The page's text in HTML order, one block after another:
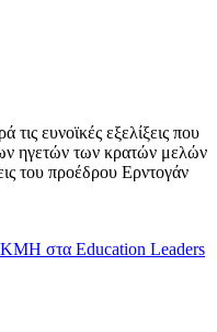
ευνοϊκές εξελίξεις που
ηγετών των κρατών μελών
του προέδρου Ερντογάν
στα Education Leaders